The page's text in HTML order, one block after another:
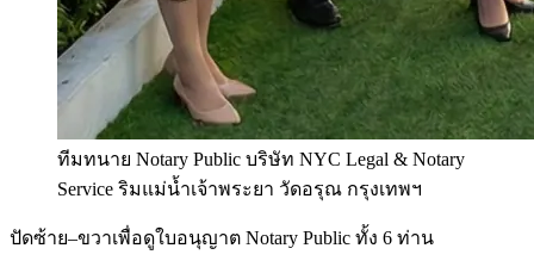
ทีมทนาย Notary Public บริษัท NYC Legal & Notary
Service ริมแม่น้ำเจ้าพระยา วัดอรุณ กรุงเทพฯ
ปัดซ้าย–ขวาเพื่อดูใบอนุญาต Notary Public ทั้ง 6 ท่าน